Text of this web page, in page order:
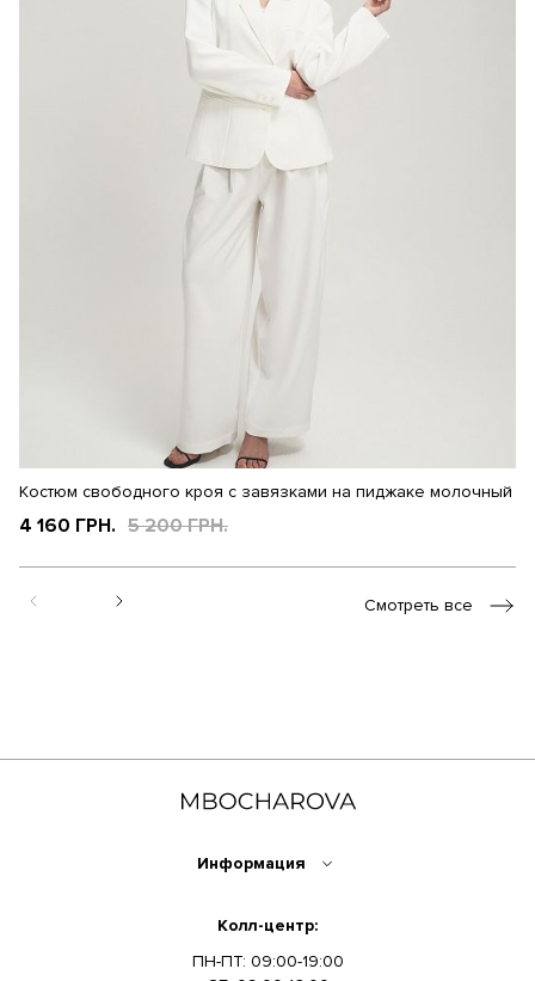
Костюм свободного кроя с завязками на пиджаке молочный
4 160 ГРН. 5 200 ГРН.
Смотреть все
Информация
Колл-центр:
ПН-ПТ: 09:00-19:00